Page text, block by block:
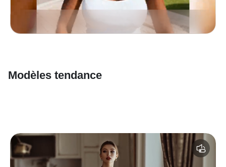
Modèles tendance